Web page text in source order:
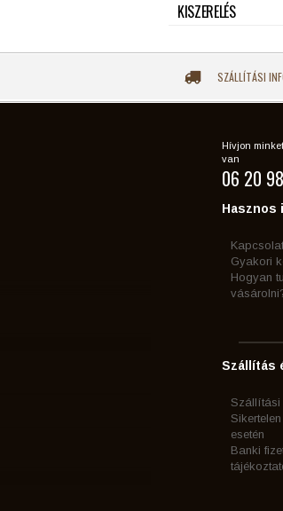
KISZERELÉS
SZÁLLÍTÁSI
Hívjon
van
06 20
Hasznos
Kapcsolat
Gyakori
Hogyan
Szállítás
Szállítási
esetén
Banki